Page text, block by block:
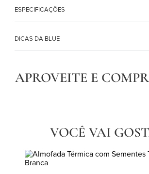
ESPECIFICAÇÕES
DICAS DA BLUE
APROVEITE E
VOCÊ VAI